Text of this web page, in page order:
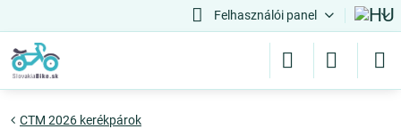
Felhasználói panel
CTM 2026 kerékpárok